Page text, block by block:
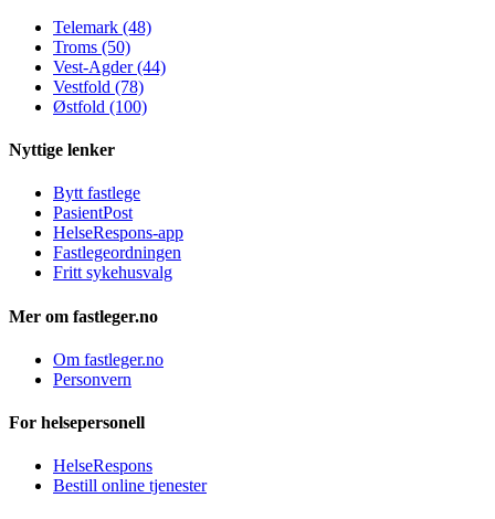
Telemark (48)
Troms (50)
Vest-Agder (44)
Vestfold (78)
Østfold (100)
Nyttige lenker
Bytt fastlege
PasientPost
HelseRespons-app
Fastlegeordningen
Fritt sykehusvalg
Mer om fastleger.no
Om fastleger.no
Personvern
For helsepersonell
HelseRespons
Bestill online tjenester